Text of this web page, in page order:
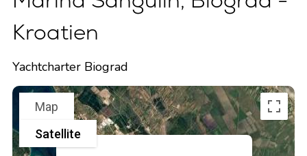
Kroatien
Yachtcharter Biograd
Map
Satellite